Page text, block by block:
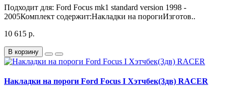
Подходит для: Ford Focus mk1 standard version 1998 -
2005Комплект содержит:Накладки на порогиИзготов..
10 615 р.
В корзину
Накладки на пороги Ford Focus I Хэтчбек(3дв) RACER